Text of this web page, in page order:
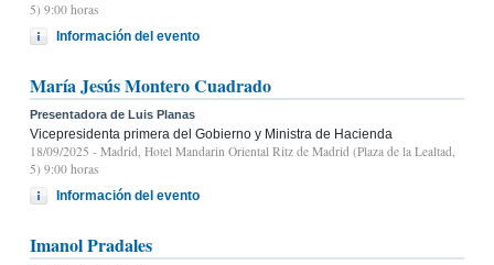
5) 9:00 horas
Información del evento
María Jesús Montero Cuadrado
Presentadora de Luis Planas
Vicepresidenta primera del Gobierno y Ministra de Hacienda
18/09/2025 - Madrid, Hotel Mandarin Oriental Ritz de Madrid (Plaza de la Lealtad,
5) 9:00 horas
Información del evento
Imanol Pradales